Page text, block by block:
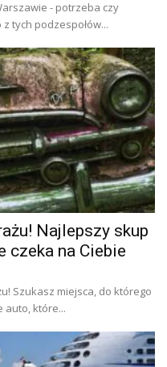
- potrzeba czy
tych podzespołów...
Najlepszy skup
czeka na Ciebie
Szukasz miejsca, do którego
auto, które...